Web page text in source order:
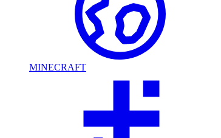
MINECRAFT